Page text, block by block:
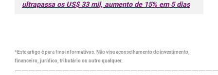
ultrapassa os US$ 33 mil, aumento de 15% em 5 dias
*Este artigo é para fins informativos. Não visa aconselhamento de investimento,
financeiro, jurídico, tributário ou outro qualquer.